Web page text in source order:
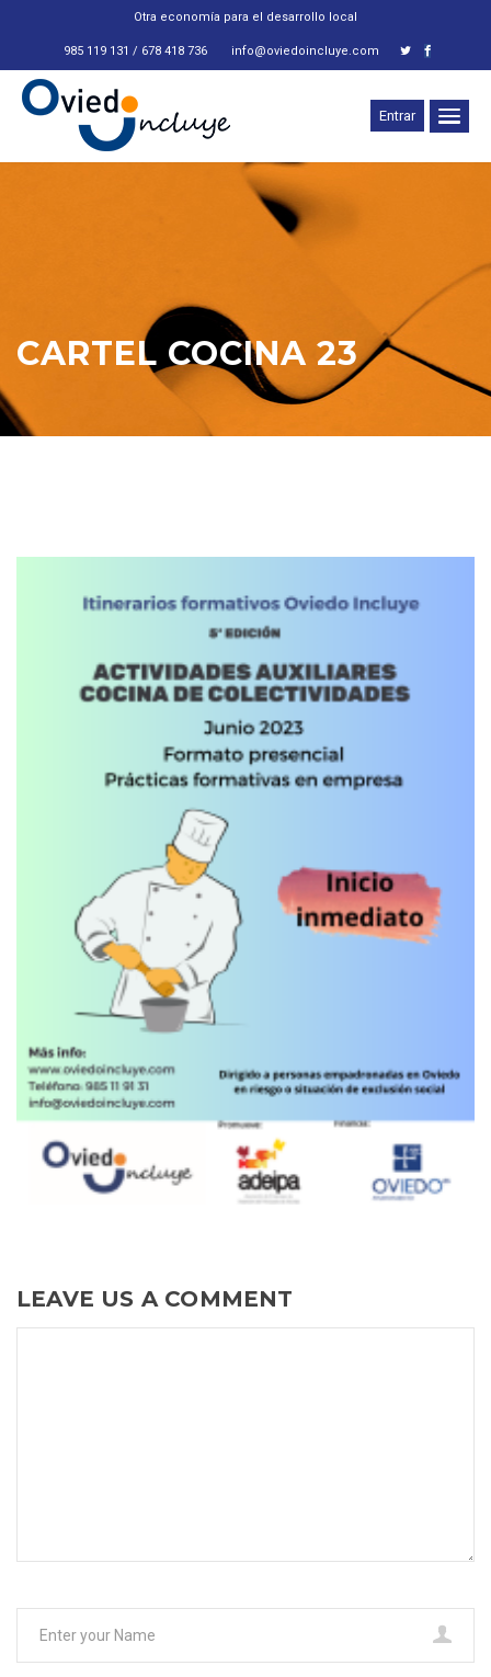
Otra economía para el desarrollo local
985 119 131 / 678 418 736 info@oviedoincluye.com
Entrar
CARTEL COCINA 23
LEAVE US A COMMENT